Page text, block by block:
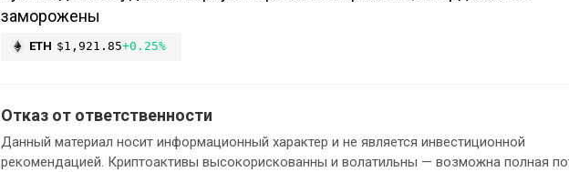
заморожены
ETH $1,921.85+0.25%
Отказ от ответственности
Данный материал носит информационный характер и не является инвестиционной
рекомендацией. Криптоактивы высокорискованны и волатильны — возможна полная